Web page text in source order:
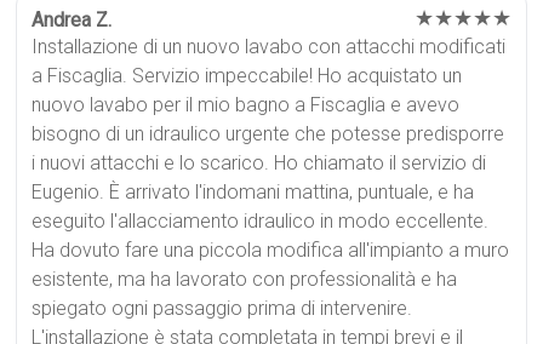
Andrea Z. ★★★★★
Installazione di un nuovo lavabo con attacchi modificati
a Fiscaglia. Servizio impeccabile! Ho acquistato un
nuovo lavabo per il mio bagno a Fiscaglia e avevo
bisogno di un idraulico urgente che potesse predisporre
i nuovi attacchi e lo scarico. Ho chiamato il servizio di
Eugenio. È arrivato l'indomani mattina, puntuale, e ha
eseguito l'allacciamento idraulico in modo eccellente.
Ha dovuto fare una piccola modifica all'impianto a muro
esistente, ma ha lavorato con professionalità e ha
spiegato ogni passaggio prima di intervenire.
L'installazione è stata completata in tempi brevi e il